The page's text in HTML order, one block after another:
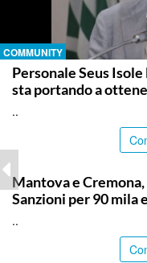
COMMUNITY
Personale Seus
sta portando a
..
ITALPRESS
Mantova e
Sanzioni per 90 mila
..